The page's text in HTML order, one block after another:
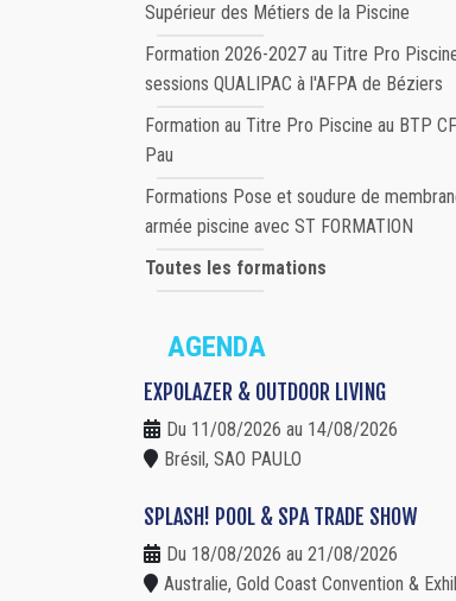
Supérieur des Métiers de la Piscine
Formation 2026-2027 au Titre Pro
sessions QUALIPAC à l'AFPA de Béziers
Formation au Titre Pro Piscine au BTP
Pau
Formations Pose et soudure de
armée piscine avec ST FORMATION
Toutes les formations
AGENDA
EXPOLAZER & OUTDOOR LIVING
Du 11/08/2026 au 14/08/2026
Brésil, SAO PAULO
SPLASH! POOL & SPA TRADE SHOW
Du 18/08/2026 au 21/08/2026
Australie, Gold Coast Convention &